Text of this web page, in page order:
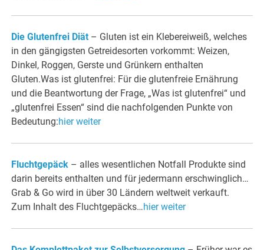
Die Glutenfrei Diät – Gluten ist ein Klebereiweiß, welches
in den gängigsten Getreidesorten vorkommt: Weizen,
Dinkel, Roggen, Gerste und Grünkern enthalten
Gluten.Was ist glutenfrei: Für die glutenfreie Ernährung
und die Beantwortung der Frage, „Was ist glutenfrei“ und
„glutenfrei Essen“ sind die nachfolgenden Punkte von
Bedeutung:hier weiter
Fluchtgepäck – alles wesentlichen Notfall Produkte sind
darin bereits enthalten und für jedermann erschwinglich…
Grab & Go wird in über 30 Ländern weltweit verkauft.
Zum Inhalt des Fluchtgepäcks…hier weiter